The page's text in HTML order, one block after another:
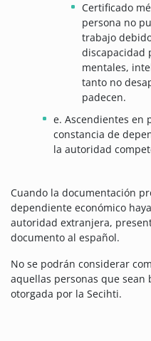
Certificado
persona no
trabajo
discapacidad
mentales,
tanto no
padecen.
e. Ascendientes en
constancia de
la autoridad
Cuando la documentación
dependiente económico
autoridad extranjera,
documento al español.
No se podrán considerar
aquellas personas que sean
otorgada por la Secihti.